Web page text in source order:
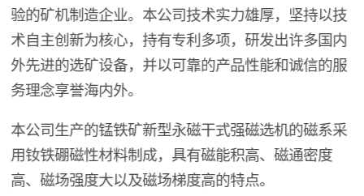
验的矿机制造企业。本公司技术实力雄厚，坚持以技
术自主创新为核心，持有专利多项，研发出许多国内
外先进的选矿设备，并以可靠的产品性能和诚信的服
务理念享誉海内外。
本公司生产的锰铁矿新型永磁干式强磁选机的磁系采
用钕铁硼磁性材料制成，具有磁能积高、磁通密度
高、磁场强度大以及磁场梯度高的特点。